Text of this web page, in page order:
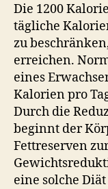
Die 1200
tägliche
zu
erreichen.
eines
Kalorien pro
Durch die
beginnt der
Fettreserven
eine solche